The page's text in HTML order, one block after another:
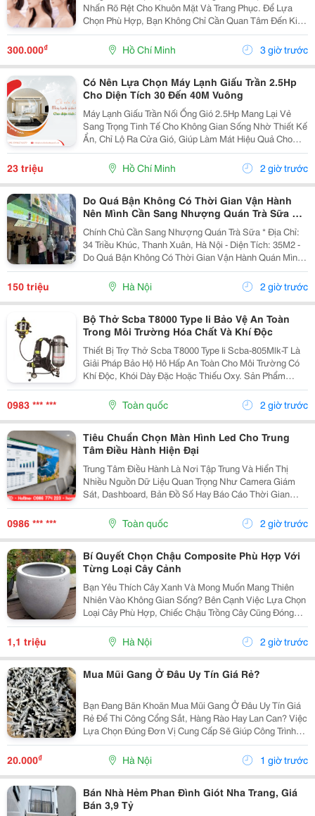
Nhấn Rõ Rệt Cho Khuôn Mặt Và Trang Phục. Để Lựa
Chọn Phù Hợp, Bạn Không Chỉ Cần Quan Tâm Đến Kiểu
Dáng Bông Tai Mà Còn Nên Cân Nhắc Độ Dài Và Cách
Tạo Kiểu Tóc. Với Tóc Ngắn, Phần Tai Và Cổ Thường
Được...
300.000₫ Hồ Chí Minh 3 giờ trước
Có Nên Lựa Chọn Máy Lạnh Giấu Trần 2.5Hp
Cho Diện Tích 30 Đến 40M Vuông
Máy Lạnh Giấu Trần Nối Ống Gió 2.5Hp Mang Lại Vẻ
Sang Trọng Tinh Tế Cho Không Gian Sống Nhờ Thiết Kế
Ẩn, Chỉ Lộ Ra Cửa Gió, Giúp Làm Mát Hiệu Quả Cho
Phòng Có Diện Tích Lớn (Khoảng 30-40M&Sup2;) Như
Phòng Khách, Nhà Hàng, Với Các Thương Hiệu Nổi...
23 triệu Hồ Chí Minh 2 giờ trước
Do Quá Bận Không Có Thời Gian Vận Hành
Nên Mình Cần Sang Nhượng Quán Trà Sữa Tại
34 Triều Khúc, Hà Nội
Chính Chủ Cần Sang Nhượng Quán Trà Sữa * Địa Chỉ:
34 Triều Khúc, Thanh Xuân, Hà Nội - Diện Tích: 35M2 -
Do Quá Bận Không Có Thời Gian Vận Hành Quán Mình
Cần Sang Nhượng Lại Cho Bạn Nào Có Nhu Cầu Và
Đam Mê Kinh Doanh. - Quán Vẫn Đang Hoạt Động...
150 triệu Hà Nội 2 giờ trước
Bộ Thở Scba T8000 Type Ii Bảo Vệ An Toàn
Trong Môi Trường Hóa Chất Và Khí Độc
Thiết Bị Trợ Thở Scba T8000 Type Ii Scba-805Mlk-T Là
Giải Pháp Bảo Hộ Hô Hấp An Toàn Cho Môi Trường Có
Khí Độc, Khói Dày Đặc Hoặc Thiếu Oxy. Sản Phẩm
Được Nhiều Doanh Nghiệp Và Lực Lượng Pccc Lựa
Chọn Nhờ Khả Năng Cấp Khí Ổn Định, Độ Bền Cao Và
0983 *** *** Toàn quốc 2 giờ trước
Tiêu Chuẩn Chọn Màn Hình Led Cho Trung
Tâm Điều Hành Hiện Đại
Trung Tâm Điều Hành Là Nơi Tập Trung Và Hiển Thị
Nhiều Nguồn Dữ Liệu Quan Trọng Như Camera Giám
Sát, Dashboard, Bản Đồ Số Hay Báo Cáo Thời Gian
Thực. Vì Vậy, Việc Lựa Chọn Màn Hình Led Phù Hợp Sẽ
Ảnh Hưởng Trực Tiếp Đến Hiệu Quả Giám Sát Và Khả
Năng...
0986 *** *** Toàn quốc 2 giờ trước
Bí Quyết Chọn Chậu Composite Phù Hợp Với
Từng Loại Cây Cảnh
Bạn Yêu Thích Cây Xanh Và Mong Muốn Mang Thiên
Nhiên Vào Không Gian Sống? Bên Cạnh Việc Lựa Chọn
Loại Cây Phù Hợp, Chiếc Chậu Trồng Cây Cũng Đóng
Vai Trò Vô Cùng Quan Trọng. Không Chỉ Là Nơi Giúp
Cây Phát Triển Khỏe Mạnh, Chậu Còn Góp Phần Tạo
Nên Vẻ...
1,1 triệu Hà Nội 2 giờ trước
Mua Mũi Gang Ở Đâu Uy Tín Giá Rẻ?
Bạn Đang Băn Khoăn Mua Mũi Gang Ở Đâu Uy Tín Giá
Rẻ Để Thi Công Cổng Sắt, Hàng Rào Hay Lan Can? Việc
Lựa Chọn Đúng Đơn Vị Cung Cấp Sẽ Giúp Công Trình
Đạt Chất Lượng Cao, Tiết Kiệm Chi Phí Và Đảm Bảo
Tiến Độ. Bên Mình Chuyên Cung Cấp Đầy Đủ Các
Dòng...
20.000₫ Hà Nội 1 giờ trước
Bán Nhà Hẻm Phan Đình Giót Nha Trang, Giá
Bán 3,9 Tỷ